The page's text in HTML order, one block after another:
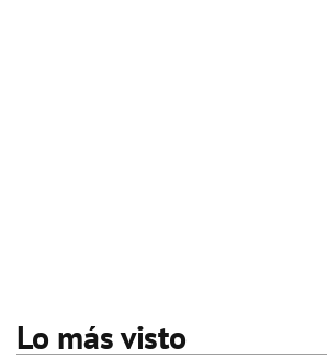
Lo más visto